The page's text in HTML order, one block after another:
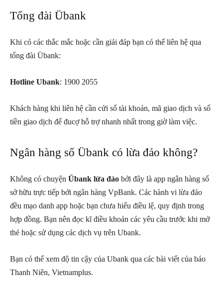
Tổng đài Übank
Khi có các thắc mắc hoặc cần giải đáp bạn có thể liên hệ qua
tổng đài Übank:
Hotline Ubank: 1900 2055
Khách hàng khi liên hệ cần cửi số tài khoản, mã giao dịch và số
tiền giao dịch để đucợ hỗ trợ nhanh nhất trong giờ làm việc.
Ngân hàng số Übank có lừa đảo không?
Không có chuyện Übank lừa đảo bởi đây là app ngân hàng số
sở hữu trực tiếp bởi ngân hàng VpBank. Các hành vi lừa đảo
đều mạo danh app hoặc bạn chưa hiểu điều lệ, quy định trong
hợp đồng. Bạn nên đọc kĩ điều khoản các yêu cầu trước khi mở
thẻ hoặc sử dụng các dịch vụ trên Ubank.
Bạn có thể xem độ tin cậy của Ubank qua các bài viết của báo
Thanh Niên, Vietnamplus.